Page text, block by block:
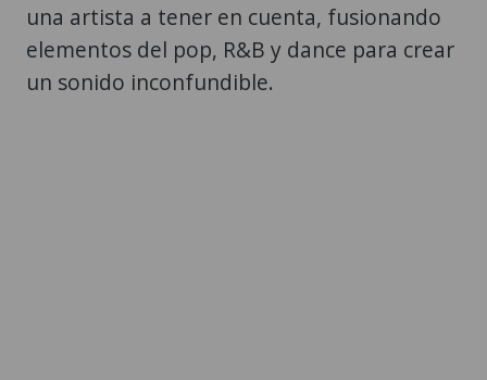
una artista a tener en cuenta, fusionando
elementos del pop, R&B y dance para crear
un sonido inconfundible.